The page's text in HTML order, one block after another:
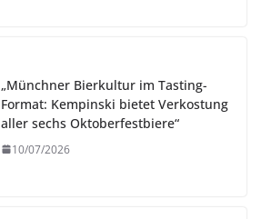
„Münchner Bierkultur im Tasting-
Format: Kempinski bietet Verkostung
aller sechs Oktoberfestbiere“
10/07/2026